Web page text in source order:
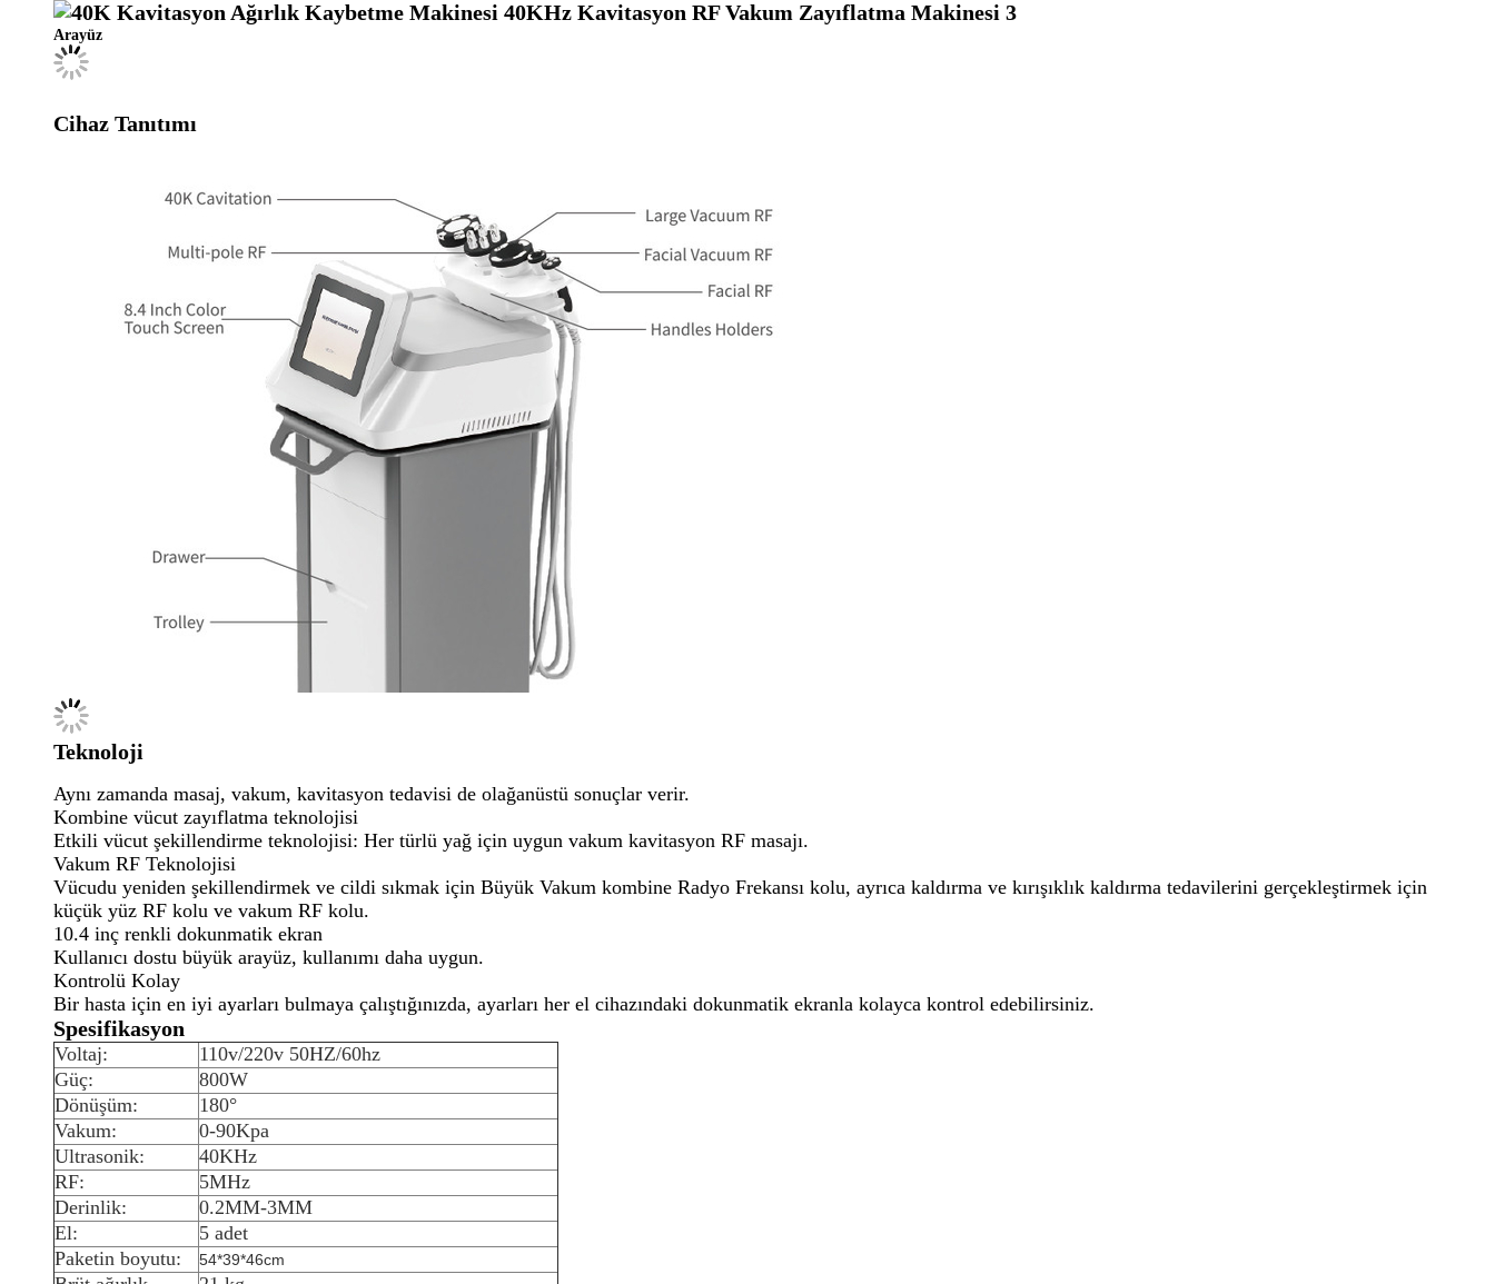
Arayüz
Cihaz Tanıtımı
Teknoloji
Aynı zamanda masaj, vakum, kavitasyon tedavisi de olağanüstü sonuçlar verir.
Kombine vücut zayıflatma teknolojisi
Etkili vücut şekillendirme teknolojisi: Her türlü yağ için uygun vakum kavitasyon RF masajı.
Vakum RF Teknolojisi
Vücudu yeniden şekillendirmek ve cildi sıkmak için Büyük Vakum kombine Radyo Frekansı kolu, ayrıca kaldırma ve kırışıklık kaldırma tedavilerini gerçekleştirmek için
küçük yüz RF kolu ve vakum RF kolu.
10.4 inç renkli dokunmatik ekran
Kullanıcı dostu büyük arayüz, kullanımı daha uygun.
Kontrolü Kolay
Bir hasta için en iyi ayarları bulmaya çalıştığınızda, ayarları her el cihazındaki dokunmatik ekranla kolayca kontrol edebilirsiniz.
Spesifikasyon
Voltaj:
110v/220v 50HZ/60hz
Güç:
800W
Dönüşüm:
180°
Vakum:
0-90Kpa
Ultrasonik:
40KHz
RF:
5MHz
Derinlik:
0.2MM-3MM
El:
5 adet
Paketin boyutu:
54*39*46cm